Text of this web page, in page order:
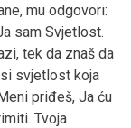
mu odgovori:
sam Svjetlost.
tek da znaš da
svjetlost koja
priđeš, Ja ću
Tvoja